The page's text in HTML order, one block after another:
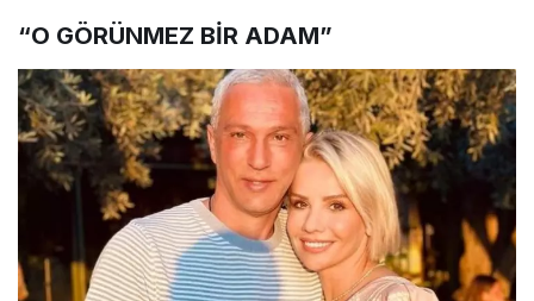
“O GÖRÜNMEZ BİR ADAM”